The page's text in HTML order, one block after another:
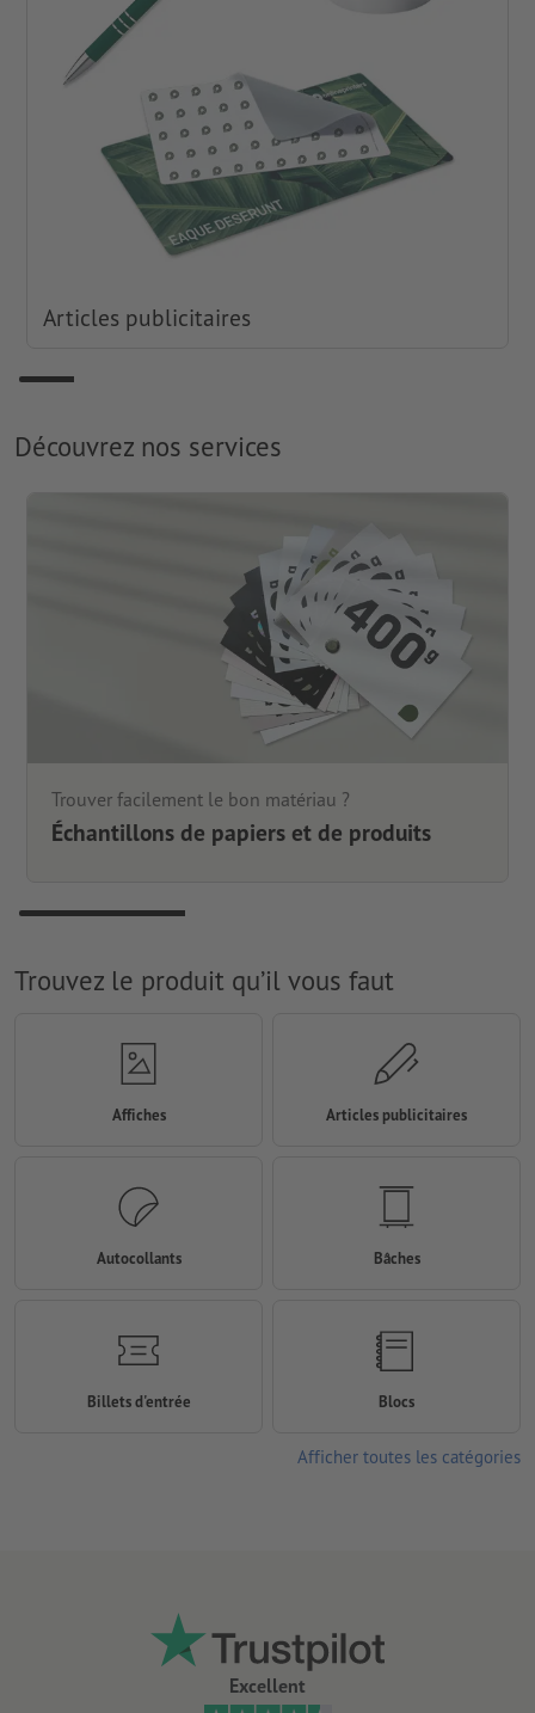
Articles publicitaires
Découvrez nos services
Trouver facilement le bon matériau ?
Échantillons de papiers et de produits
Excellent
Trouvez le produit qu’il vous faut
Affiches Articles publicitaires
Autocollants Bâches
Billets d'entrée Blocs
Afficher toutes les catégories